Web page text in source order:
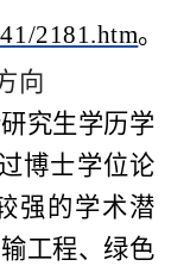
2181.htm。
向
究生学历学
博士学位论
强的学术潜
工程、绿色